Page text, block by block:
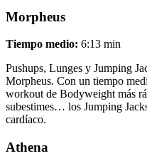
Morpheus
Tiempo medio: 6:13 min
Pushups, Lunges y Jumping
Morpheus. Con un tiempo
workout de Bodyweight más
subestimes… los Jumping
cardíaco.
Athena